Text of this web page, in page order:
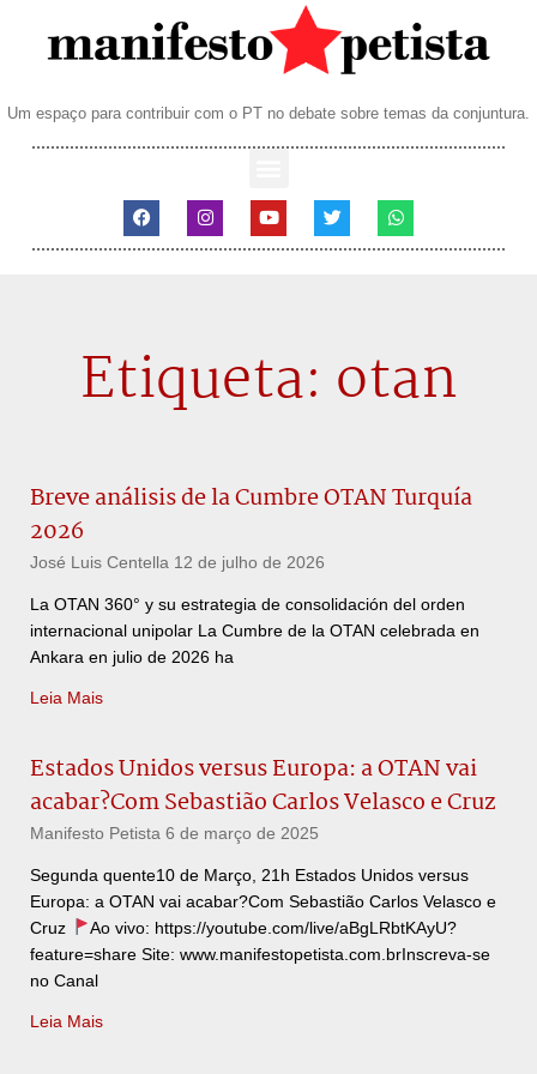
Um espaço para contribuir com o PT no debate sobre temas da conjuntura.
Etiqueta: otan
Breve análisis de la Cumbre OTAN Turquía
2026
José Luis Centella 12 de julho de 2026
La OTAN 360° y su estrategia de consolidación del orden
internacional unipolar La Cumbre de la OTAN celebrada en
Ankara en julio de 2026 ha
Leia Mais
Estados Unidos versus Europa: a OTAN vai
acabar?Com Sebastião Carlos Velasco e Cruz
Manifesto Petista 6 de março de 2025
Segunda quente10 de Março, 21h Estados Unidos versus
Europa: a OTAN vai acabar?Com Sebastião Carlos Velasco e
Cruz
Ao vivo: https://youtube.com/live/aBgLRbtKAyU?
feature=share Site: www.manifestopetista.com.brInscreva-se
no Canal
Leia Mais